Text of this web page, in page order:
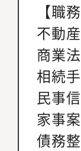
【職
不動
商業
相続
民事
家事
債務